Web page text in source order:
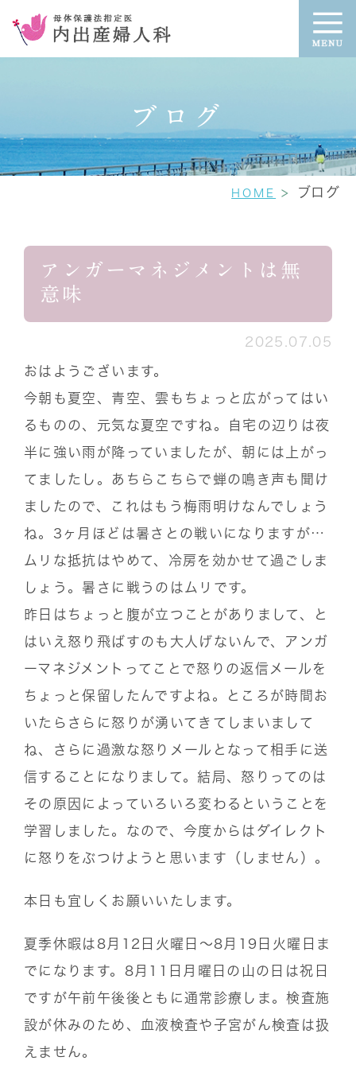
ブログ
HOME ブログ
アンガーマネジメントは無
意味
2025.07.05
おはようございます。
今朝も夏空、青空、雲もちょっと広がってはい
るものの、元気な夏空ですね。自宅の辺りは夜
半に強い雨が降っていましたが、朝には上がっ
てましたし。あちらこちらで蝉の鳴き声も聞け
ましたので、これはもう梅雨明けなんでしょう
ね。3ヶ月ほどは暑さとの戦いになりますが…
ムリな抵抗はやめて、冷房を効かせて過ごしま
しょう。暑さに戦うのはムリです。
昨日はちょっと腹が立つことがありまして、と
はいえ怒り飛ばすのも大人げないんで、アンガ
ーマネジメントってことで怒りの返信メールを
ちょっと保留したんですよね。ところが時間お
いたらさらに怒りが湧いてきてしまいまして
ね、さらに過激な怒りメールとなって相手に送
信することになりまして。結局、怒りってのは
その原因によっていろいろ変わるということを
学習しました。なので、今度からはダイレクト
に怒りをぶつけようと思います（しません）。
本日も宜しくお願いいたします。
夏季休暇は8月12日火曜日〜8月19日火曜日ま
でになります。8月11日月曜日の山の日は祝日
ですが午前午後後ともに通常診療しま。検査施
設が休みのため、血液検査や子宮がん検査は扱
えません。